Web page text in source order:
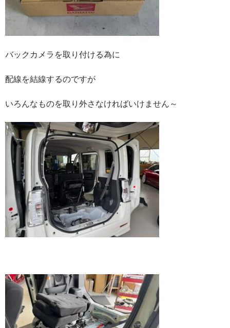
バックカメラを取り付ける為に
配線を結線するのですが
いろんなものを取り外さなければいけません～